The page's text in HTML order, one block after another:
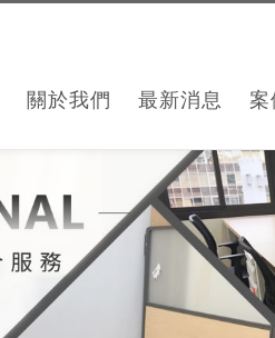
關於我們 最新消息 案